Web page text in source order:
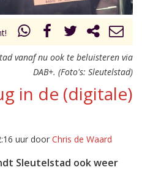
vanaf nu ook te beluisteren via
DAB+. (Foto's: Sleutelstad)
in de (digitale)
uur door Chris de Waard
Sleutelstad ook weer